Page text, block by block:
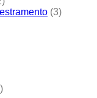
(3)